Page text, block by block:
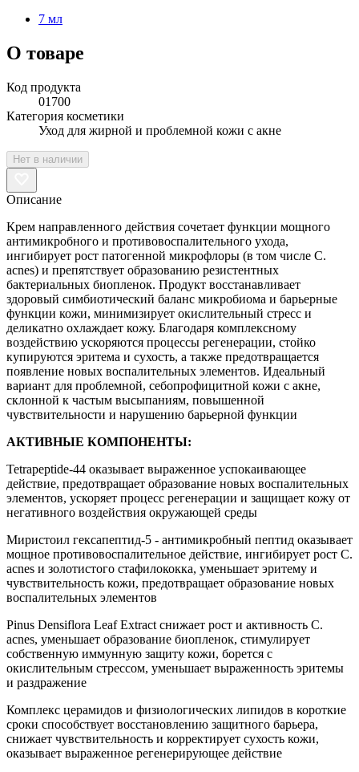
7 мл
О товаре
Код продукта
01700
Категория косметики
Уход для жирной и проблемной кожи с акне
Нет в наличии
Описание
Крем направленного действия сочетает функции мощного
антимикробного и противовоспалительного ухода,
ингибирует рост патогенной микрофлоры (в том числе C.
acnes) и препятствует образованию резистентных
бактериальных биопленок. Продукт восстанавливает
здоровый симбиотический баланс микробиома и барьерные
функции кожи, минимизирует окислительный стресс и
деликатно охлаждает кожу. Благодаря комплексному
воздействию ускоряются процессы регенерации, стойко
купируются эритема и сухость, а также предотвращается
появление новых воспалительных элементов. Идеальный
вариант для проблемной, себопрофицитной кожи с акне,
склонной к частым высыпаниям, повышенной
чувствительности и нарушению барьерной функции
АКТИВНЫЕ КОМПОНЕНТЫ:
Tetrapeptide-44 оказывает выраженное успокаивающее
действие, предотвращает образование новых воспалительных
элементов, ускоряет процесс регенерации и защищает кожу от
негативного воздействия окружающей среды
Миристоил гексапептид-5 - антимикробный пептид оказывает
мощное противовоспалительное действие, ингибирует рост C.
acnes и золотистого стафилококка, уменьшает эритему и
чувствительность кожи, предотвращает образование новых
воспалительных элементов
Pinus Densiflora Leaf Extract снижает рост и активность C.
acnes, уменьшает образование биопленок, стимулирует
собственную иммунную защиту кожи, борется с
окислительным стрессом, уменьшает выраженность эритемы
и раздражение
Комплекс церамидов и физиологических липидов в короткие
сроки способствует восстановлению защитного барьера,
снижает чувствительность и корректирует сухость кожи,
оказывает выраженное регенерирующее действие